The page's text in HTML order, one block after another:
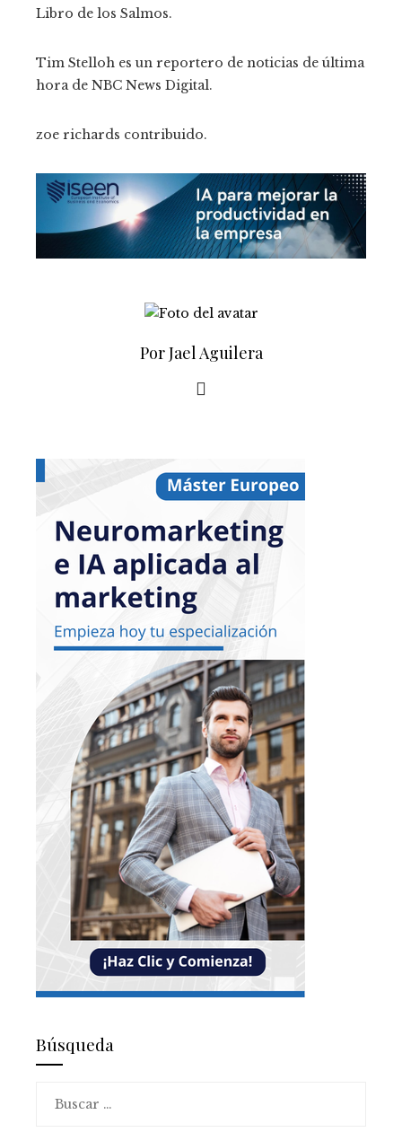
Libro de los Salmos.
Tim Stelloh es un reportero de noticias de última
hora de NBC News Digital.
zoe richards contribuido.
Por Jael Aguilera
Búsqueda